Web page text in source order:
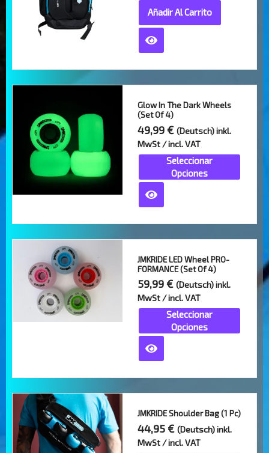
producto
Añadir Al Carrito
Glow In The Dark Wheels
(Set Of 4)
49,99 € (Deutsch) inkl.
MwSt / incl. VAT
Seleccionar
Opciones
JMKRIDE LED Wheel PRO-
FORMANCE (Set Of 4)
59,99 € (Deutsch) inkl.
MwSt / incl. VAT
Seleccionar
Opciones
JMKRIDE Shoulder Bag (1 Pc)
44,95 € (Deutsch) inkl.
MwSt / incl. VAT
producto
tiene
múltiples